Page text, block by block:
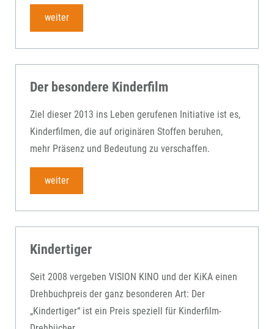
weiter
Der besondere Kinderfilm
Ziel dieser 2013 ins Leben gerufenen Initiative ist es,
Kinderfilmen, die auf originären Stoffen beruhen,
mehr Präsenz und Bedeutung zu verschaffen.
weiter
Kindertiger
Seit 2008 vergeben VISION KINO und der KiKA einen
Drehbuchpreis der ganz besonderen Art: Der
„Kindertiger“ ist ein Preis speziell für Kinderfilm-